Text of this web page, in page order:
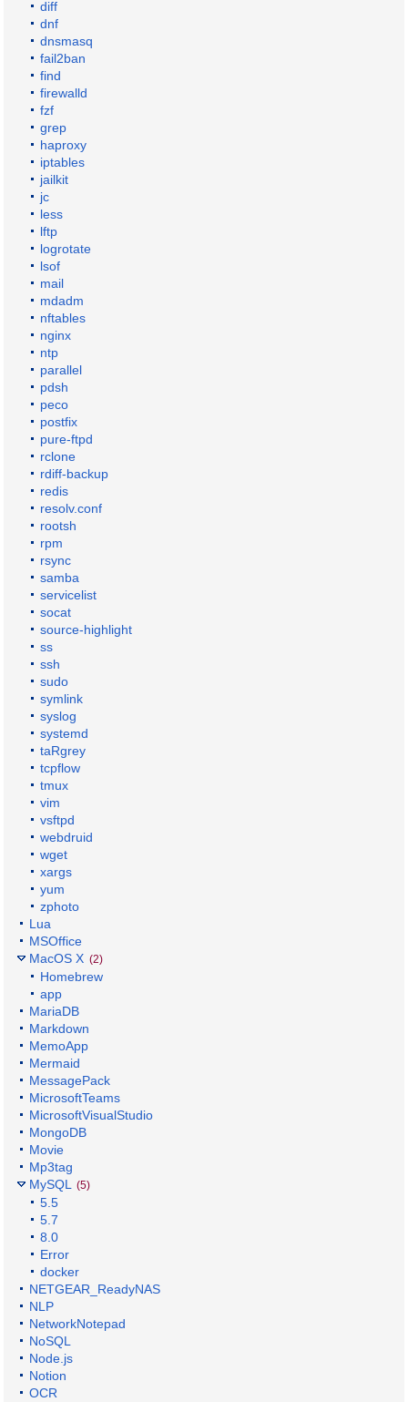
diff
dnf
dnsmasq
fail2ban
find
firewalld
fzf
grep
haproxy
iptables
jailkit
jc
less
lftp
logrotate
lsof
mail
mdadm
nftables
nginx
ntp
parallel
pdsh
peco
postfix
pure-ftpd
rclone
rdiff-backup
redis
resolv.conf
rootsh
rpm
rsync
samba
servicelist
socat
source-highlight
ss
ssh
sudo
symlink
syslog
systemd
taRgrey
tcpflow
tmux
vim
vsftpd
webdruid
wget
xargs
yum
zphoto
Lua
MSOffice
MacOS X (2)
Homebrew
app
MariaDB
Markdown
MemoApp
Mermaid
MessagePack
MicrosoftTeams
MicrosoftVisualStudio
MongoDB
Movie
Mp3tag
MySQL (5)
5.5
5.7
8.0
Error
docker
NETGEAR_ReadyNAS
NLP
NetworkNotepad
NoSQL
Node.js
Notion
OCR